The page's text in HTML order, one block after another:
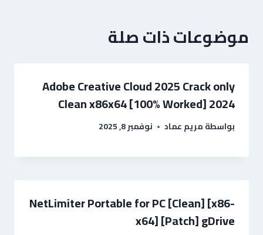
موضوعات ذات صلة
Adobe Creative Cloud 2025 Crack only
Clean x86x64 [100% Worked] 2024
بواسطةمريم عماد نوفمبر 8, 2025
NetLimiter Portable for PC [Clean] [x86-
x64] [Patch] gDrive